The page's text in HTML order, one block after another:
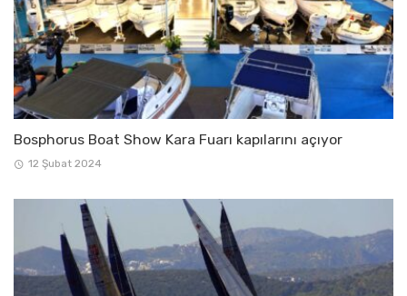
Bosphorus Boat Show Kara Fuarı kapılarını açıyor
12 Şubat 2024